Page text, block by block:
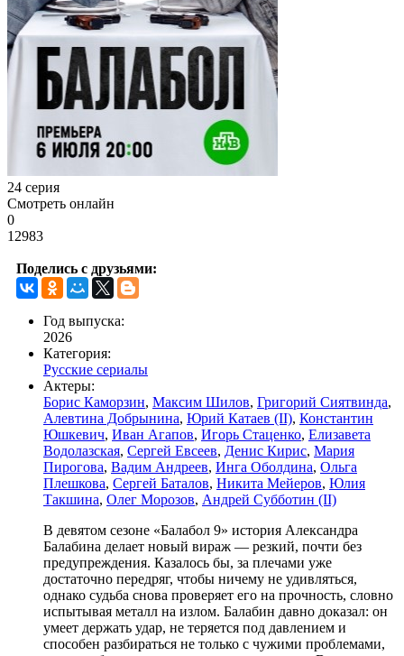
24 серия
Смотреть онлайн
0
12983
Поделись с друзьями:
Год выпуска:
2026
Категория:
Русские сериалы
Актеры:
Борис Каморзин, Максим Шилов, Григорий Сиятвинда,
Алевтина Добрынина, Юрий Катаев (II), Константин
Юшкевич, Иван Агапов, Игорь Стаценко, Елизавета
Водолазская, Сергей Евсеев, Денис Кирис, Мария
Пирогова, Вадим Андреев, Инга Оболдина, Ольга
Плешкова, Сергей Баталов, Никита Мейеров, Юлия
Такшина, Олег Морозов, Андрей Субботин (II)
В девятом сезоне «Балабол 9» история Александра
Балабина делает новый вираж — резкий, почти без
предупреждения. Казалось бы, за плечами уже
достаточно передряг, чтобы ничему не удивляться,
однако судьба снова проверяет его на прочность, словно
испытывая металл на излом. Балабин давно доказал: он
умеет держать удар, не теряется под давлением и
способен разбираться не только с чужими проблемами,